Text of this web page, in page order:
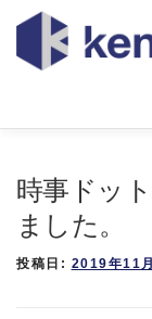
コンテンツへスキップ
メディア掲
時事ドッ
ました。
投稿日: 2019年11